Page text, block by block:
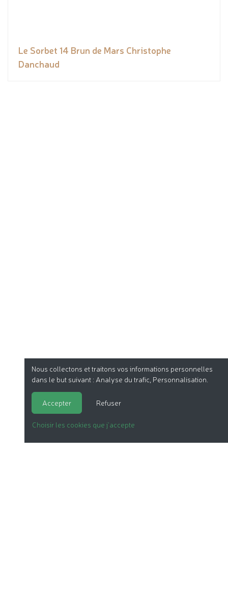
Le Sorbet 14 Brun de Mars Christophe
Danchaud
Nous collectons et traitons vos informations personnelles
dans le but suivant : Analyse du trafic, Personnalisation
Accepter Refuser
Choisir les cookies que j'accepte